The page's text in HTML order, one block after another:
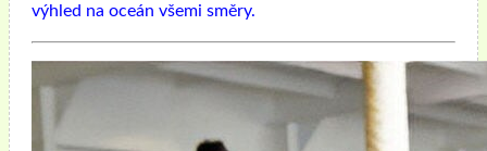
výhled na oceán všemi směry.